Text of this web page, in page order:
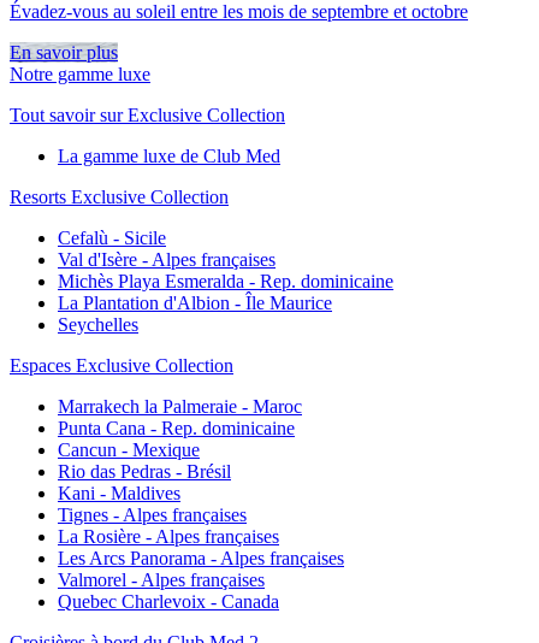
Évadez-vous au soleil entre les mois de septembre et octobre
En savoir plus
Notre gamme luxe
Tout savoir sur Exclusive Collection
La gamme luxe de Club Med
Resorts Exclusive Collection
Cefalù - Sicile
Val d'Isère - Alpes françaises
Michès Playa Esmeralda - Rep. dominicaine
La Plantation d'Albion - Île Maurice
Seychelles
Espaces Exclusive Collection
Marrakech la Palmeraie - Maroc
Punta Cana - Rep. dominicaine
Cancun - Mexique
Rio das Pedras - Brésil
Kani - Maldives
Tignes - Alpes françaises
La Rosière - Alpes françaises
Les Arcs Panorama - Alpes françaises
Valmorel - Alpes françaises
Quebec Charlevoix - Canada